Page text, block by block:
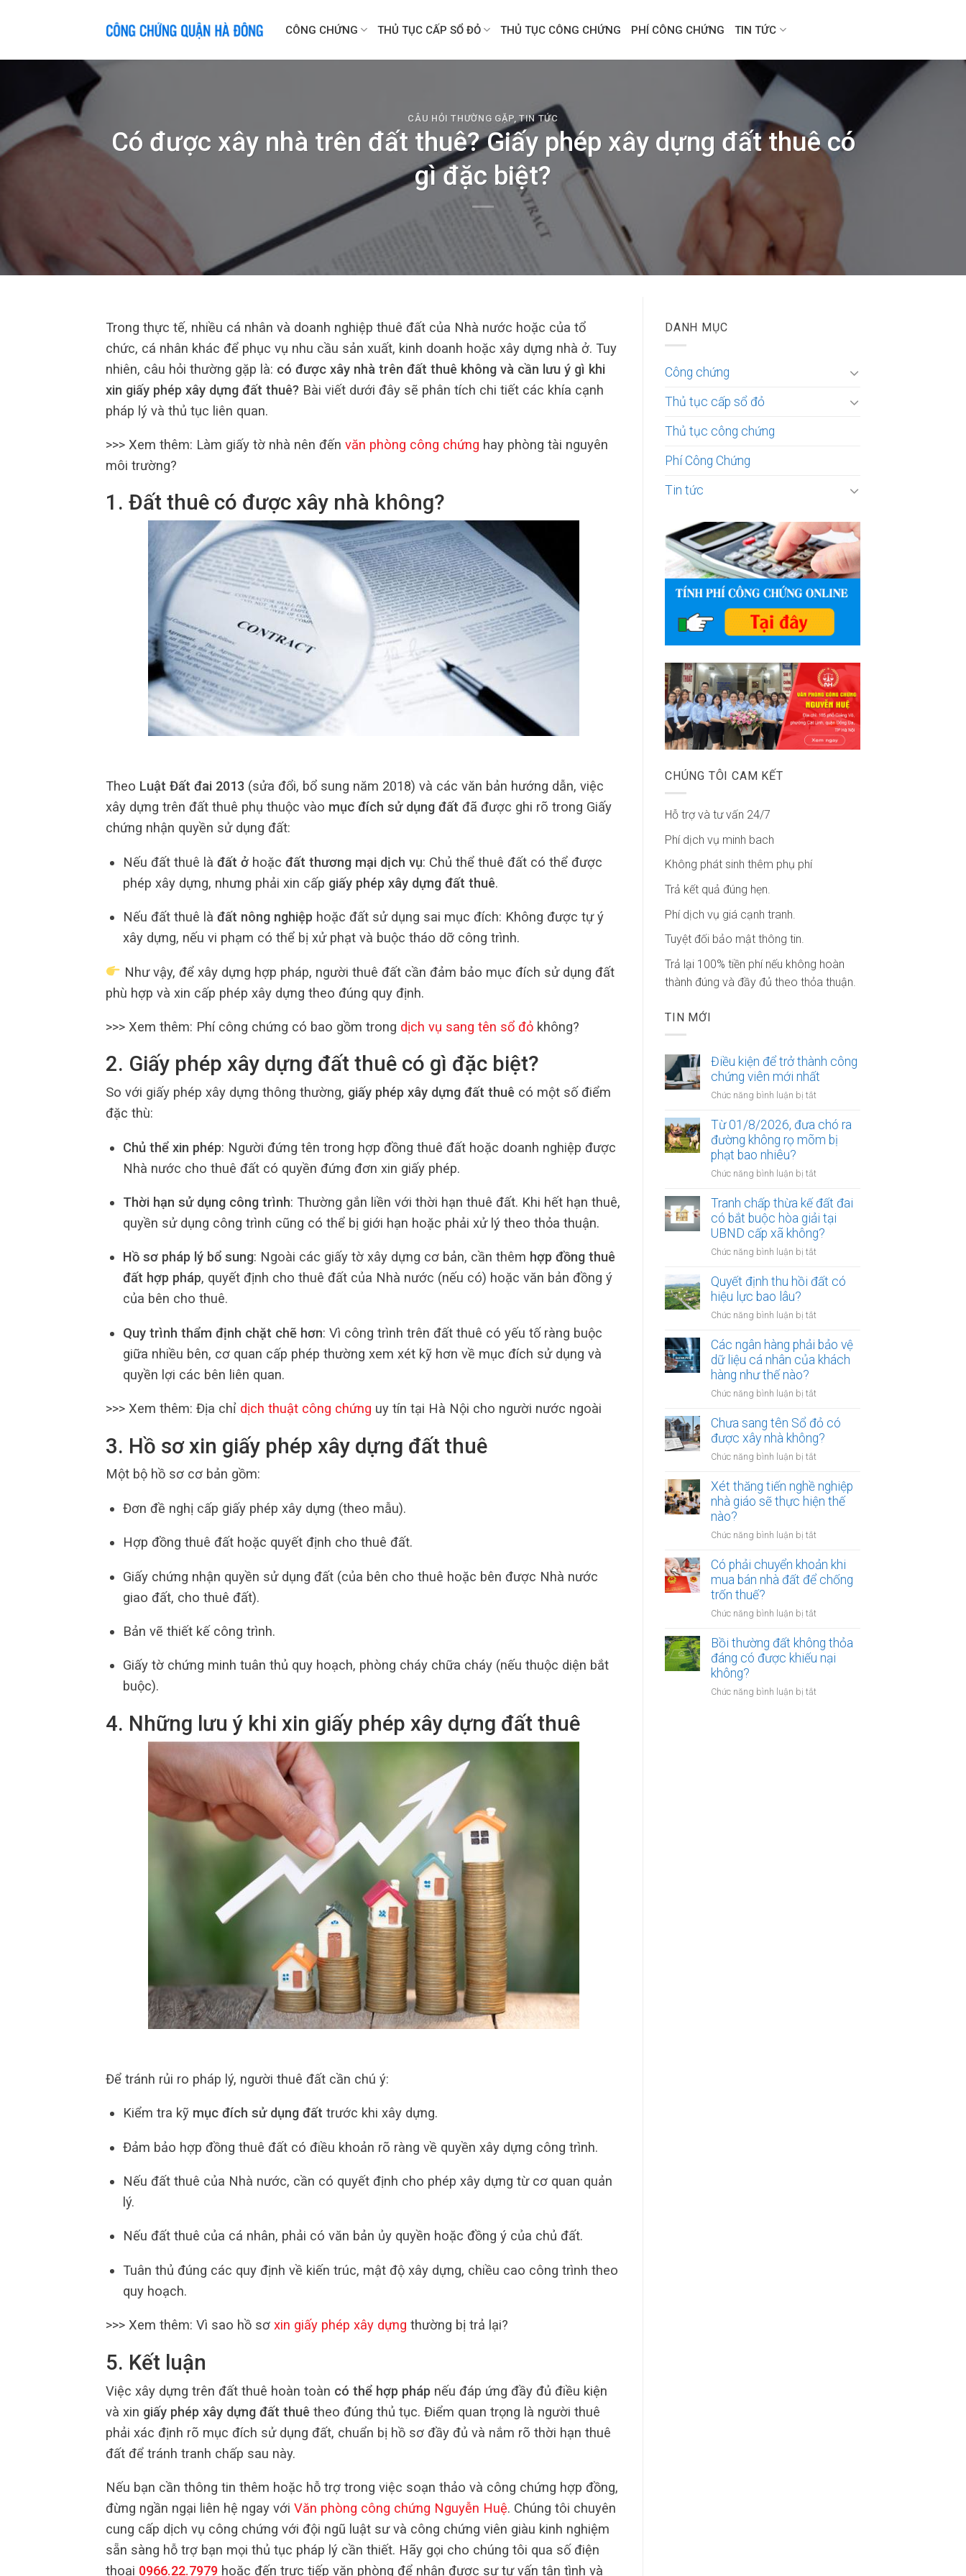
CÔNG CHỨNG THỦ TỤC CẤP SỔ ĐỎ THỦ TỤC CÔNG CHỨNG PHÍ CÔNG CHỨNG TIN TỨC
CÂU HỎI THƯỜNG GẶP,TIN TỨC
Có được xây nhà trên đất thuê? Giấy phép xây dựng đất thuê có
gì đặc biệt?
Trong thực tế, nhiều cá nhân và doanh nghiệp thuê đất của Nhà nước hoặc của tổ
chức, cá nhân khác để phục vụ nhu cầu sản xuất, kinh doanh hoặc xây dựng nhà ở. Tuy
nhiên, câu hỏi thường gặp là: có được xây nhà trên đất thuê không và cần lưu ý gì khi
xin giấy phép xây dựng đất thuê? Bài viết dưới đây sẽ phân tích chi tiết các khía cạnh
pháp lý và thủ tục liên quan.
>>> Xem thêm: Làm giấy tờ nhà nên đến văn phòng công chứng hay phòng tài nguyên
môi trường?
1. Đất thuê có được xây nhà không?
Theo Luật Đất đai 2013 (sửa đổi, bổ sung năm 2018) và các văn bản hướng dẫn, việc
xây dựng trên đất thuê phụ thuộc vào mục đích sử dụng đất đã được ghi rõ trong Giấy
chứng nhận quyền sử dụng đất:
Nếu đất thuê là đất ởhoặc đất thương mại dịch vụ: Chủ thể thuê đất có thể được
phép xây dựng, nhưng phải xin cấp giấy phép xây dựng đất thuê.
Nếu đất thuê là đất nông nghiệp hoặc đất sử dụng sai mục đích: Không được tự ý
xây dựng, nếu vi phạm có thể bị xử phạt và buộc tháo dỡ công trình.
Như vậy, để xây dựng hợp pháp, người thuê đất cần đảm bảo mục đích sử dụng đất
phù hợp và xin cấp phép xây dựng theo đúng quy định.
>>> Xem thêm: Phí công chứng có bao gồm trong dịch vụ sang tên sổ đỏ không?
2. Giấy phép xây dựng đất thuê có gì đặc biệt?
So với giấy phép xây dựng thông thường, giấy phép xây dựng đất thuê có một số điểm
đặc thù:
Chủ thể xin phép: Người đứng tên trong hợp đồng thuê đất hoặc doanh nghiệp được
Nhà nước cho thuê đất có quyền đứng đơn xin giấy phép.
Thời hạn sử dụng công trình: Thường gắn liền với thời hạn thuê đất. Khi hết hạn thuê,
quyền sử dụng công trình cũng có thể bị giới hạn hoặc phải xử lý theo thỏa thuận.
Hồ sơ pháp lý bổ sung: Ngoài các giấy tờ xây dựng cơ bản, cần thêm hợp đồng thuê
đất hợp pháp, quyết định cho thuê đất của Nhà nước (nếu có) hoặc văn bản đồng ý
của bên cho thuê.
Quy trình thẩm định chặt chẽ hơn: Vì công trình trên đất thuê có yếu tố ràng buộc
giữa nhiều bên, cơ quan cấp phép thường xem xét kỹ hơn về mục đích sử dụng và
quyền lợi các bên liên quan.
>>> Xem thêm: Địa chỉ dịch thuật công chứng uy tín tại Hà Nội cho người nước ngoài
3. Hồ sơ xin giấy phép xây dựng đất thuê
Một bộ hồ sơ cơ bản gồm:
Đơn đề nghị cấp giấy phép xây dựng (theo mẫu).
Hợp đồng thuê đất hoặc quyết định cho thuê đất.
Giấy chứng nhận quyền sử dụng đất (của bên cho thuê hoặc bên được Nhà nước
giao đất, cho thuê đất).
Bản vẽ thiết kế công trình.
Giấy tờ chứng minh tuân thủ quy hoạch, phòng cháy chữa cháy (nếu thuộc diện bắt
buộc).
4. Những lưu ý khi xin giấy phép xây dựng đất thuê
Để tránh rủi ro pháp lý, người thuê đất cần chú ý:
Kiểm tra kỹ mục đích sử dụng đất trước khi xây dựng.
Đảm bảo hợp đồng thuê đất có điều khoản rõ ràng về quyền xây dựng công trình.
Nếu đất thuê của Nhà nước, cần có quyết định cho phép xây dựng từ cơ quan quản
lý.
Nếu đất thuê của cá nhân, phải có văn bản ủy quyền hoặc đồng ý của chủ đất.
Tuân thủ đúng các quy định về kiến trúc, mật độ xây dựng, chiều cao công trình theo
quy hoạch.
>>> Xem thêm: Vì sao hồ sơ xin giấy phép xây dựng thường bị trả lại?
5. Kết luận
Việc xây dựng trên đất thuê hoàn toàn có thể hợp pháp nếu đáp ứng đầy đủ điều kiện
và xin giấy phép xây dựng đất thuê theo đúng thủ tục. Điểm quan trọng là người thuê
phải xác định rõ mục đích sử dụng đất, chuẩn bị hồ sơ đầy đủ và nắm rõ thời hạn thuê
đất để tránh tranh chấp sau này.
Nếu bạn cần thông tin thêm hoặc hỗ trợ trong việc soạn thảo và công chứng hợp đồng,
đừng ngần ngại liên hệ ngay với Văn phòng công chứng Nguyễn Huệ. Chúng tôi chuyên
cung cấp dịch vụ công chứng với đội ngũ luật sư và công chứng viên giàu kinh nghiệm
sẵn sàng hỗ trợ bạn mọi thủ tục pháp lý cần thiết. Hãy gọi cho chúng tôi qua số điện
thoại 0966.22.7979 hoặc đến trực tiếp văn phòng để nhận được sự tư vấn tận tình và
DANH MỤC
Công chứng
Thủ tục cấp sổ đỏ
Thủ tục công chứng
Phí Công Chứng
Tin tức
CHÚNG TÔI CAM KẾT
Hỗ trợ và tư vấn 24/7
Phí dịch vụ minh bach
Không phát sinh thêm phụ phí
Trả kết quả đúng hẹn.
Phí dịch vụ giá cạnh tranh.
Tuyệt đối bảo mật thông tin.
Trả lại 100% tiền phí nếu không hoàn
thành đúng và đầy đủ theo thỏa thuận.
TIN MỚI
Điều kiện để trở thành công
chứng viên mới nhất
Chức năng bình luận bị tắt
kiện
để
công
viên
mới
nhất
Từ 01/8/2026, đưa chó ra
đường không rọ mõm bị
phạt bao nhiêu?
Chức năng bình luận bị tắt
01/8/2026,
đưa
chó
ra
đường
rọ
bao
nhiêu?
Tranh chấp thừa kế đất đai
có bắt buộc hòa giải tại
UBND cấp xã không?
Chức năng bình luận bị tắt
chấp
đất
có
bắt
tại
UBND
cấp
Quyết định thu hồi đất có
hiệu lực bao lâu?
Chức năng bình luận bị tắt
định
thu
có
lực
bao
Các ngân hàng phải bảo vệ
dữ liệu cá nhân của khách
hàng như thế nào?
Chức năng bình luận bị tắt
ngân
hàng
phải
bảo
dữ
liệu
khách
hàng
như
Chưa sang tên Sổ đỏ có
được xây nhà không?
Chức năng bình luận bị tắt
sang
tên
Sổ
có
xây
nhà
Xét thăng tiến nghề nghiệp
nhà giáo sẽ thực hiện thế
nào?
Chức năng bình luận bị tắt
thăng
tiến
nhà
sẽ
thực
Có phải chuyển khoản khi
mua bán nhà đất để chống
trốn thuế?
Chức năng bình luận bị tắt
phải
chuyển
khoản
mua
Bồi thường đất không thỏa
đáng có được khiếu nại
không?
Chức năng bình luận bị tắt